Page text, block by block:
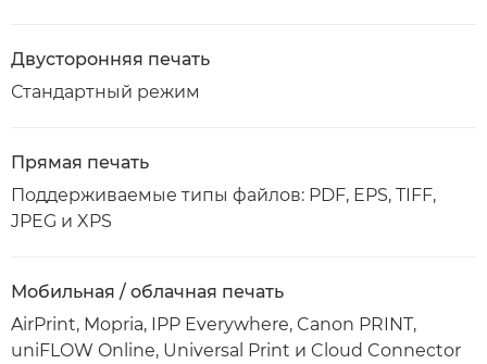
Двусторонняя печать
Стандартный режим
Прямая печать
Поддерживаемые типы файлов: PDF, EPS, TIFF,
JPEG и XPS
Мобильная / облачная печать
AirPrint, Mopria, IPP Everywhere, Canon PRINT,
uniFLOW Online, Universal Print и Cloud Connector